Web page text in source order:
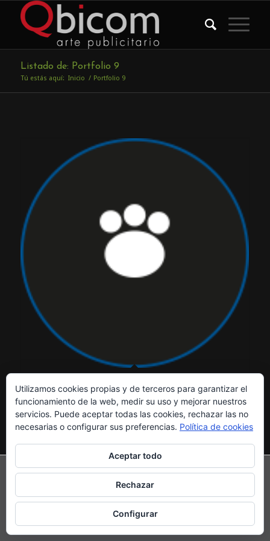
Listado de: Portfolio 9
Tú estás aquí: Inicio / Portfolio 9
©Copyright - Qbicom - Arte gráfico
Utilizamos cookies propias y de terceros para garantizar el
funcionamiento de la web, medir su uso y mejorar nuestros
servicios. Puede aceptar todas las cookies, rechazar las no
necesarias o configurar sus preferencias. Política de cookies
Aceptar todo
Rechazar
Configurar